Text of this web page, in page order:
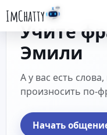
ImChatty
Учите
Эмили
А у вас есть
произносить по-
Начать